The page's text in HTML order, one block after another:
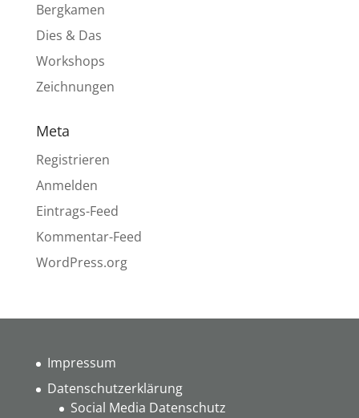
Bergkamen
Dies & Das
Workshops
Zeichnungen
Meta
Registrieren
Anmelden
Eintrags-Feed
Kommentar-Feed
WordPress.org
Impressum
Datenschutzerklärung
Social Media Datenschutz